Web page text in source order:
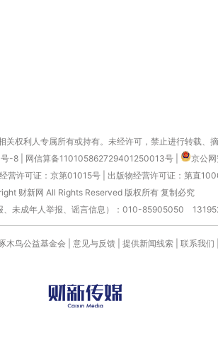
权利人专属所有或持有。未经许可，禁止进行转载、
-8 网信算备110105862729401250013号
京公
营许可证：京第01015号| 出版物经营许可证：第直
财新网 All Rights Reserved 版权所有 复制必究
、未成年人举报、谣言信息）：010-85905050
木鸟公益基金会 意见与反馈 提供新闻线索 联系我们